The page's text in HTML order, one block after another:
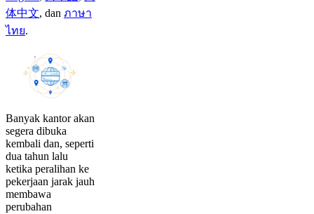
体中文, dan ภาษา
ไทย.
Banyak kantor akan
segera dibuka
kembali dan, seperti
dua tahun lalu
ketika peralihan ke
pekerjaan jarak jauh
membawa
perubahan